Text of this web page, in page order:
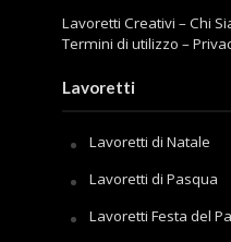
Lavoretti Creativi –Chi
Termini di utilizzo –
Lavoretti
Lavoretti di Natale
Lavoretti di Pasqua
Lavoretti Festa del